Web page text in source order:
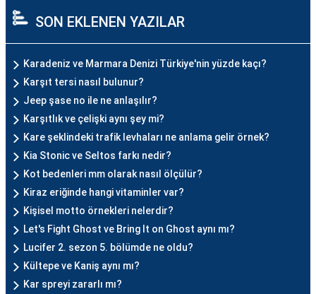
SON EKLENEN YAZILAR
Karadeniz ve Marmara Denizi Türkiye'nin yüzde kaçı?
Karşıt tersi nasıl bulunur?
Jeep şase no ile ne anlaşılır?
Karşıtlık ve çelişki aynı şey mi?
Kare şeklindeki trafik levhaları ne anlama gelir örnek?
Kia Stonic ve Seltos farkı nedir?
Kot bedenleri mm olarak nasıl ölçülür?
Kiraz eriğinde hangi vitaminler var?
Kişisel motto örnekleri nelerdir?
Let's Fight Ghost ve Bring It on Ghost aynı mı?
Lucifer 2. sezon 5. bölümde ne oldu?
Kültepe ve Kaniş aynı mı?
Kar spreyi zararlı mı?